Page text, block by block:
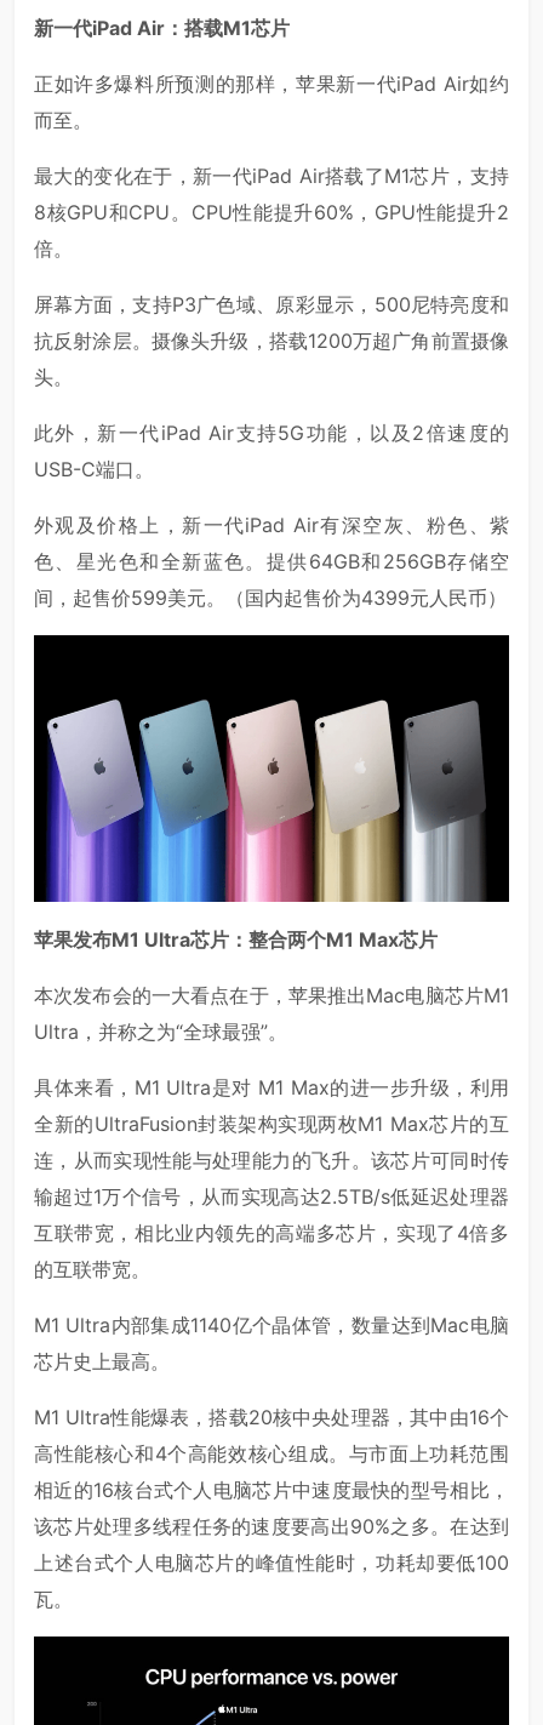
新一代iPad Air：搭载M1芯片
正如许多爆料所预测的那样，苹果新一代iPad Air如约
而至。
最大的变化在于，新一代iPad Air搭载了M1芯片，支持
8核GPU和CPU。CPU性能提升60%，GPU性能提升2
倍。
屏幕方面，支持P3广色域、原彩显示，500尼特亮度和
抗反射涂层。摄像头升级，搭载1200万超广角前置摄像
头。
此外，新一代iPad Air支持5G功能，以及2倍速度的
USB-C端口。
外观及价格上，新一代iPad Air有深空灰、粉色、紫
色、星光色和全新蓝色。提供64GB和256GB存储空
间，起售价599美元。（国内起售价为4399元人民币）
苹果发布M1 Ultra芯片：整合两个M1 Max芯片
本次发布会的一大看点在于，苹果推出Mac电脑芯片M1
Ultra，并称之为“全球最强”。
具体来看，M1 Ultra是对 M1 Max的进一步升级，利用
全新的UltraFusion封装架构实现两枚M1 Max芯片的互
连，从而实现性能与处理能力的飞升。该芯片可同时传
输超过1万个信号，从而实现高达2.5TB/s低延迟处理器
互联带宽，相比业内领先的高端多芯片，实现了4倍多
的互联带宽。
M1 Ultra内部集成1140亿个晶体管，数量达到Mac电脑
芯片史上最高。
M1 Ultra性能爆表，搭载20核中央处理器，其中由16个
高性能核心和4个高能效核心组成。与市面上功耗范围
相近的16核台式个人电脑芯片中速度最快的型号相比，
该芯片处理多线程任务的速度要高出90%之多。在达到
上述台式个人电脑芯片的峰值性能时，功耗却要低100
瓦。